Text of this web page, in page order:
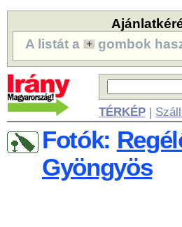
A listát a
gombok
TÉRKÉP|
Fotók:
Gyöngyös